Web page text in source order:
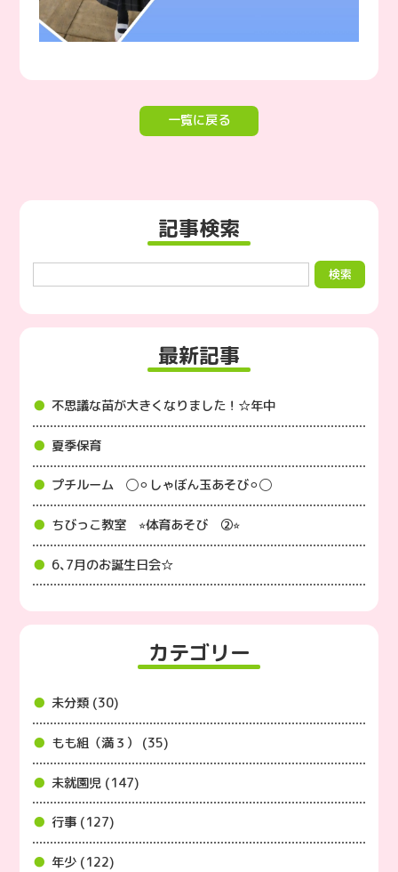
一覧に戻る
記事検索
最新記事
不思議な苗が大きくなりました！☆年中
夏季保育
プチルーム ◯⚪︎しゃぼん玉あそび⚪︎◯
ちびっこ教室 ⭐︎体育あそび ②⭐︎
6､7月のお誕生日会☆
カテゴリー
未分類 (30)
もも組（満３） (35)
未就園児 (147)
行事 (127)
年少 (122)